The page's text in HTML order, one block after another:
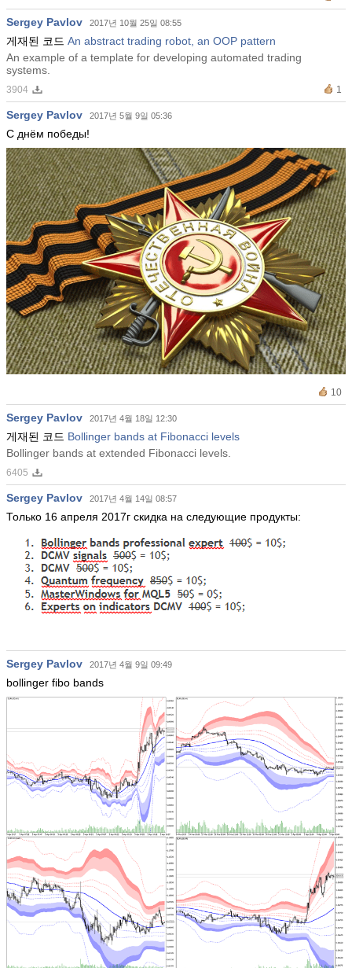
Sergey Pavlov 2017년 10월 25일 08:55
게재된 코드 An abstract trading robot, an OOP pattern
An example of a template for developing automated trading
systems.
1
3904
Sergey Pavlov 2017년 5월 9일 05:36
С днём победы!
10
Sergey Pavlov 2017년 4월 18일 12:30
게재된 코드 Bollinger bands at Fibonacci levels
Bollinger bands at extended Fibonacci levels.
6405
Sergey Pavlov 2017년 4월 14일 08:57
Только 16 апреля 2017г скидка на следующие продукты:
Sergey Pavlov 2017년 4월 9일 09:49
bollinger fibo bands